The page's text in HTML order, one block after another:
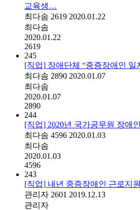
교육생…
최다솜 2619 2020.01.22
최다솜
2020.01.22
2619
245
[직업] 장애단체 “중증장애인 일
최다솜 2890 2020.01.07
최다솜
2020.01.07
2890
244
[직업] 2020년 국가공무원 장애
최다솜 4596 2020.01.03
최다솜
2020.01.03
4596
243
[직업] 내년 중증장애인 근로지
관리자 2601 2019.12.13
관리자